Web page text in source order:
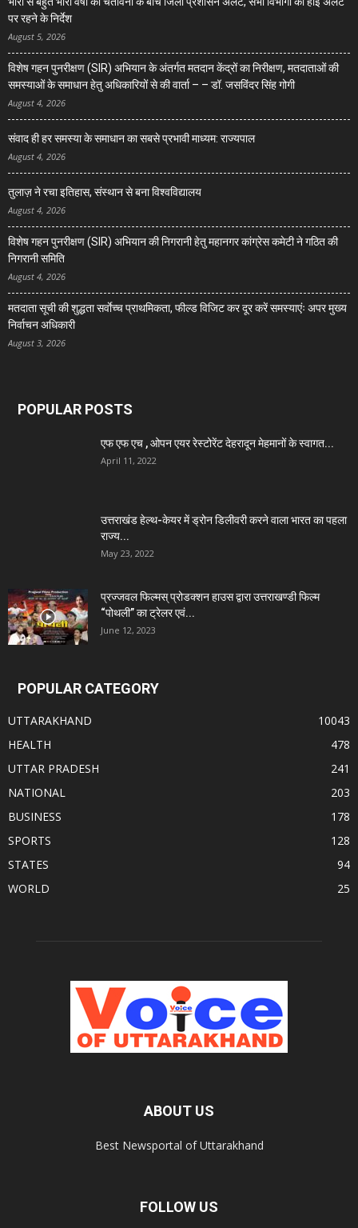
पर रहने के निर्देश
August 5, 2026
विशेष गहन पुनरीक्षण (SIR) अभियान के अंतर्गत मतदान केंद्रों का निरीक्षण, मतदाताओं की
समस्याओं के समाधान हेतु अधिकारियों से की वार्ता – – डॉ. जसविंदर सिंह गोगी
August 4, 2026
संवाद ही हर समस्या के समाधान का सबसे प्रभावी माध्यम: राज्यपाल
August 4, 2026
तुलाज़ ने रचा इतिहास, संस्थान से बना विश्वविद्यालय
August 4, 2026
विशेष गहन पुनरीक्षण (SIR) अभियान की निगरानी हेतु महानगर कांग्रेस कमेटी ने गठित की
निगरानी समिति
August 4, 2026
मतदाता सूची की शुद्धता सर्वाेच्च प्राथमिकता, फील्ड विजिट कर दूर करें समस्याएंः अपर मुख्य
निर्वाचन अधिकारी
August 3, 2026
POPULAR POSTS
एफ एफ एच , ओपन एयर रेस्टोरेंट देहरादून मेहमानों के स्वागत...
April 11, 2022
उत्तराखंड हेल्थ-केयर में ड्रोन डिलीवरी करने वाला भारत का पहला
राज्य...
May 23, 2022
प्रज्जवल फिल्मस् प्रोडक्शन हाउस द्वारा उत्तराखण्डी फिल्म
“पोथली” का ट्रेलर एवं...
June 12, 2023
POPULAR CATEGORY
UTTARAKHAND
10043
HEALTH
478
UTTAR PRADESH
241
NATIONAL
203
BUSINESS
178
SPORTS
128
STATES
94
WORLD
25
ABOUT US
Best Newsportal of Uttarakhand
FOLLOW US